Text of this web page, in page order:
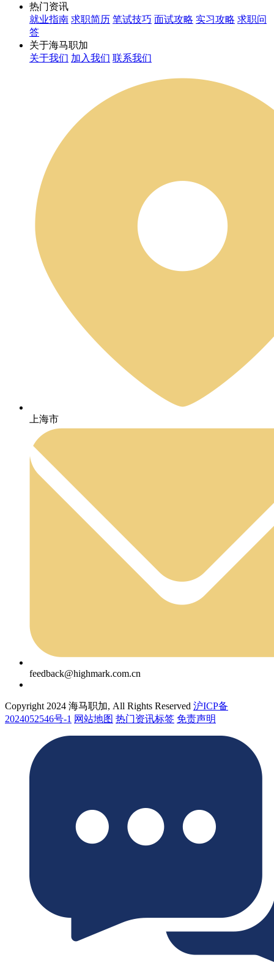
热门资讯
就业指南 求职简历 笔试技巧 面试攻略 实习攻略 求职问
答
关于海马职加
关于我们 加入我们 联系我们
上海市
feedback@highmark.com.cn
Copyright 2024 海马职加, All Rights Reserved 沪ICP备
2024052546号-1 网站地图 热门资讯标签 免责声明